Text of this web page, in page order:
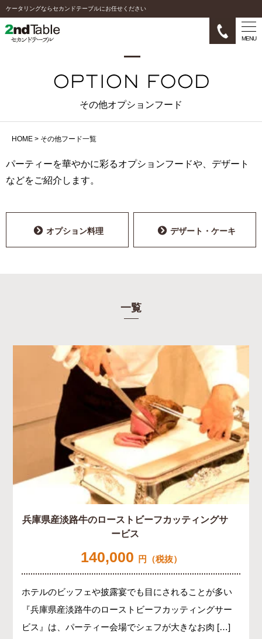
ケータリングならセカンドテーブルにお任せください
MENU
その他オプションフード
HOME > その他フード一覧
パーティーを華やかに彩るオプションフードや、デザート
などをご紹介します。
オプション料理 デザート・ケーキ
一覧
兵庫県産淡路牛のローストビーフカッティングサ
ービス
140,000 円（税抜）
ホテルのビッフェや披露宴でも目にされることが多い
『兵庫県産淡路牛のローストビーフカッティングサー
ビス』は、パーティー会場でシェフが大きなお肉 […]